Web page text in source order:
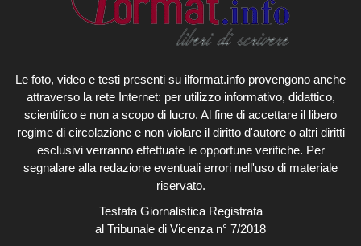
Le foto, video e testi presenti su ilformat.info provengono anche
attraverso la rete Internet: per utilizzo informativo, didattico,
scientifico e non a scopo di lucro. Al fine di accettare il libero
regime di circolazione e non violare il diritto d'autore o altri diritti
esclusivi verranno effettuate le opportune verifiche. Per
segnalare alla redazione eventuali errori nell'uso di materiale
riservato.
Testata Giornalistica Registrata
al Tribunale di Vicenza n° 7/2018